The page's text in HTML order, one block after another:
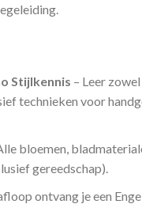
Stijlkennis – Leer
technieken voor
bloemen,
gereedschap).
ontvang je een